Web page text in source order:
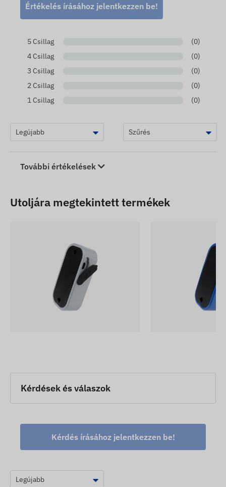
Értékelés írásához jelentkezzen be!
5 Csillag
(0)
4 Csillag
(0)
3 Csillag
(0)
2 Csillag
(0)
1 Csillag
(0)
További értékelések
Utoljára megtekintett termékek
Kérdések és válaszok
Kérdés írásához jelentkezzen be!